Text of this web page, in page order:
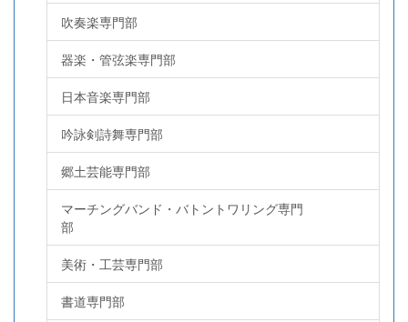
吹奏楽専門部
器楽・管弦楽専門部
日本音楽専門部
吟詠剣詩舞専門部
郷土芸能専門部
マーチングバンド・バトントワリング専門
部
美術・工芸専門部
書道専門部